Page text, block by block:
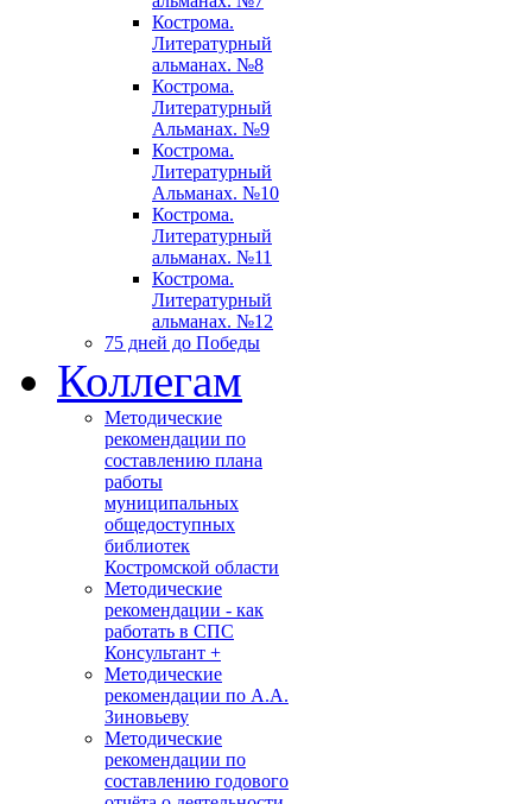
Кострома.
Литературный
альманах. №8
Кострома.
Литературный
Альманах. №9
Кострома.
Литературный
Альманах. №10
Кострома.
Литературный
альманах. №11
Кострома.
Литературный
альманах. №12
75 дней до Победы
Коллегам
Методические
рекомендации по
составлению плана
работы
муниципальных
общедоступных
библиотек
Костромской области
Методические
рекомендации - как
работать в СПС
Консультант +
Методические
рекомендации по А.А.
Зиновьеву
Методические
рекомендации по
составлению годового